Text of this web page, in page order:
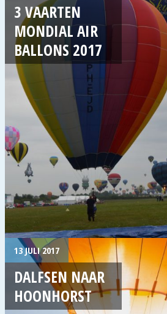
3 VAARTEN
MONDIAL AIR
BALLONS 2017
13 JULI 2017
DALFSEN NAAR
HOONHORST